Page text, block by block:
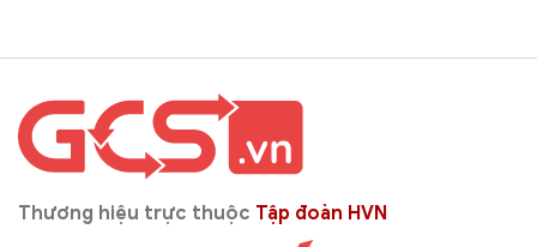
Thương hiệu trực thuộc Tập đoàn HVN